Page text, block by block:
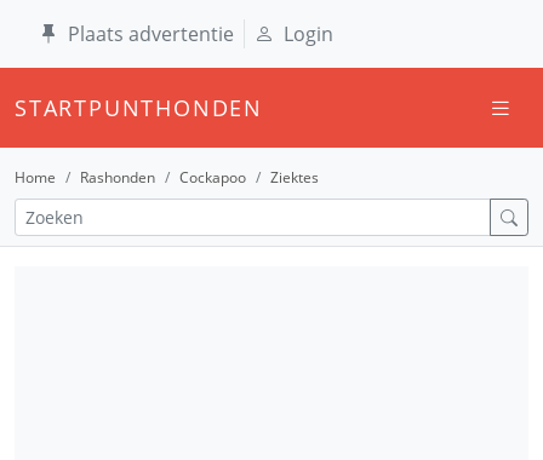
Plaats advertentie Login
STARTPUNTHONDEN
Home Rashonden Cockapoo Ziektes